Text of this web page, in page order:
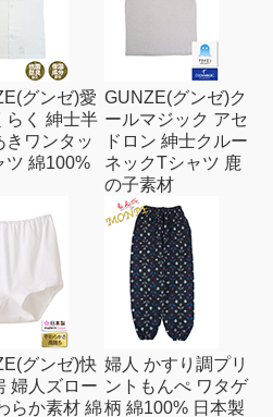
グンゼ)愛
らく 紳士半
きワンタッ
ツ 綿100%
GUNZE(グンゼ)ク
ールマジック アセ
ドロン 紳士クルー
ネックTシャツ 鹿
の子素材
グンゼ)快
婦人ズロー
らか素材 綿
婦人 かすり調プリ
ントもんぺ ワタゲ
柄 綿100% 日本製